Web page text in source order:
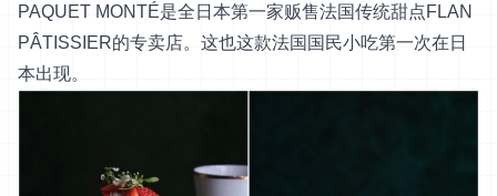
PAQUET MONTÉ是全日本第一家贩售法国传统甜点FLAN
PÂTISSIER的专卖店。这也这款法国国民小吃第一次在日
本出现。